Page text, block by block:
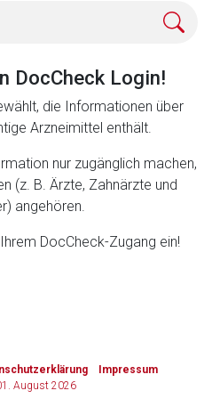
DocCheck Login!
die Informationen über
Arzneimittel enthält.
nur zugänglich machen,
(z. B. Ärzte, Zahnärzte und
angehören.
DocCheck-Zugang ein!
Impressum
August 2026